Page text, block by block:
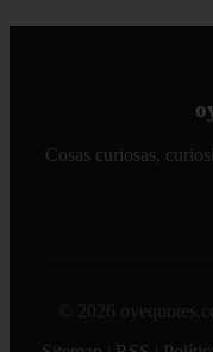
Cosas curiosas,
© 2026